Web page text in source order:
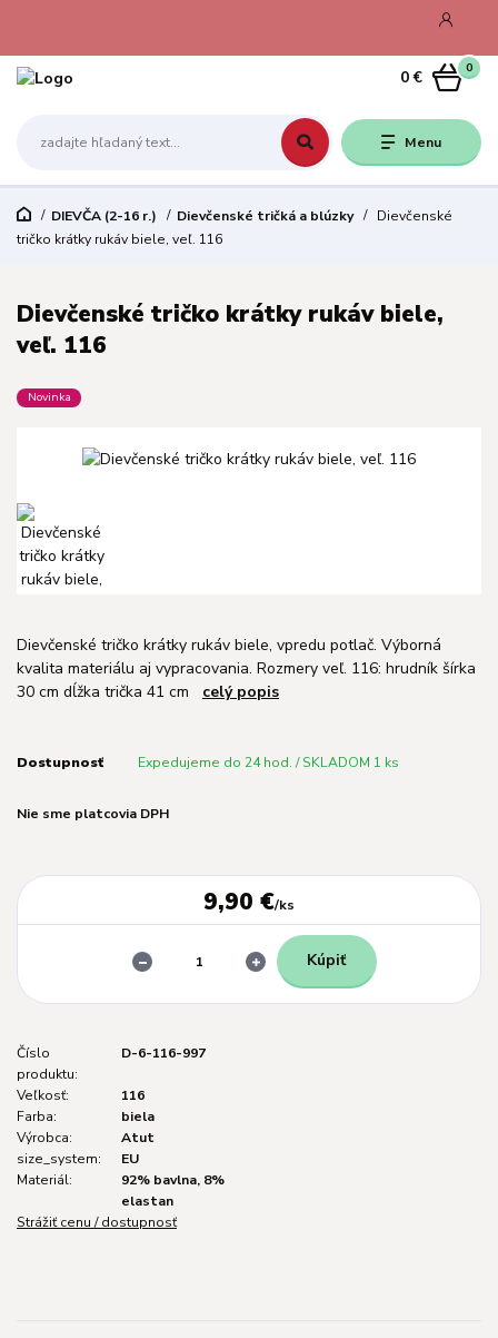
Menu
0
0 €
DIEVČA (2-16 r.) Dievčenské tričká a blúzky
Dievčenské
tričko krátky rukáv biele, veľ. 116
Dievčenské tričko krátky rukáv biele,
veľ. 116
Novinka
Dievčenské tričko krátky rukáv biele, vpredu potlač. Výborná
kvalita materiálu aj vypracovania. Rozmery veľ. 116: hrudník šírka
30 cm dĺžka trička 41 cm celý popis
Dostupnosť Expedujeme do 24 hod. / SKLADOM 1 ks
Nie sme platcovia DPH
9,90 €/ks
Kúpiť
Číslo
produktu:
D-6-116-997
Veľkosť:
116
Farba:
biela
Výrobca:
Atut
size_system:
EU
Materiál:
92% bavlna, 8%
elastan
Strážiť cenu / dostupnosť